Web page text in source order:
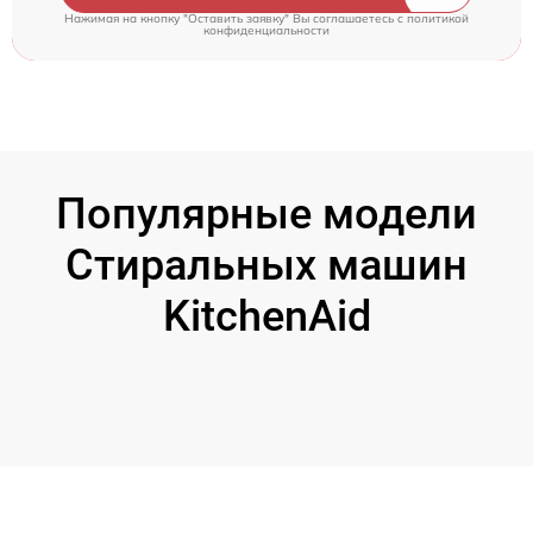
Нажимая на кнопку "Оставить заявку" Вы соглашаетесь cполитикой
конфиденциальности
Популярные модели
Стиральных машин
KitchenAid